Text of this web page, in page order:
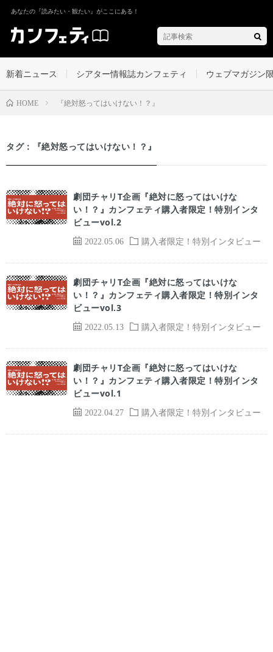
あなたの『読みたい・観たい』がここにある！
新着ニュース シアター情報誌カンフェティ ウェブマガジン
HOME 『絶対怒ってはいけない！？』
タグ：『絶対怒ってはいけない！？』
2022.05.06 購入者限定！特別インタビュー
劇団チャリT企画『絶対に怒ってはいけな
い！？』カンフェティ購入者限定！特別インタ
ビューvol.2
2022.05.13 購入者限定！特別インタビュー
劇団チャリT企画『絶対に怒ってはいけな
い！？』カンフェティ購入者限定！特別インタ
ビューvol.3
2022.04.27 購入者限定！特別インタビュー
劇団チャリT企画『絶対に怒ってはいけな
い！？』カンフェティ購入者限定！特別インタ
ビューvol.1